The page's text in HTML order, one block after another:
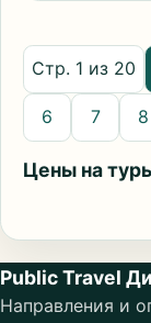
Стр. 1 из 20
6 7 8
Цены на
Public Travel
Направления и